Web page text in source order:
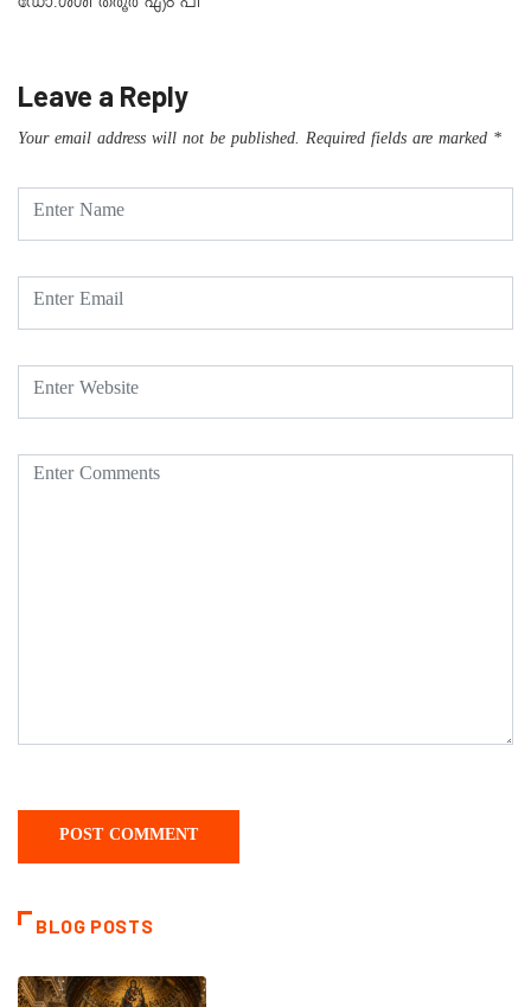
ഡോ.ശശി തരൂർ എം പി
Leave a Reply
Your email address will not be published. Required fields are marked *
BLOG POSTS